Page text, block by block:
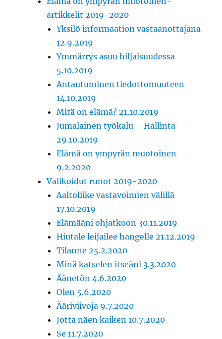
artikkelit 2019-2020
Yksilö informaation vastaanottajana
12.9.2019
Ymmärrys asuu hiljaisuudessa
5.10.2019
Antautuminen tiedottomuuteen
14.10.2019
Mitä on elämä? 21.10.2019
Jumalainen työkalu – Hallinta
29.10.2019
Elämä on ympyrän muotoinen
9.2.2020
Valikoidut runot 2019-2020
Aaltoliike vastavoimien välillä
17.10.2019
Elämääni ohjatkoon 30.11.2019
Hiutale leijailee hangelle 21.12.2019
Tilanne 25.2.2020
Minä katselen itseäni 3.3.2020
Äänetön 4.6.2020
Olen 5.6.2020
Ääriviivoja 9.7.2020
Jotta näen kaiken 10.7.2020
Se 11.7.2020